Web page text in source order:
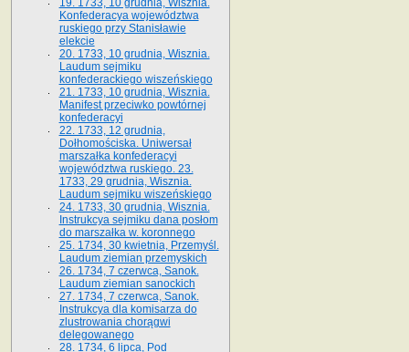
19. 1733, 10 grudnia, Wisznia.
Konfederacya województwa
ruskiego przy Stanisławie
elekcie
20. 1733, 10 grudnia, Wisznia.
Laudum sejmiku
konfederackiego wiszeńskiego
21. 1733, 10 grudnia, Wisznia.
Manifest przeciwko powtórnej
konfederacyi
22. 1733, 12 grudnia,
Dołhomościska. Uniwersał
marszałka konfederacyi
województwa ruskiego. 23.
1733, 29 grudnia, Wisznia.
Laudum sejmiku wiszeńskiego
24. 1733, 30 grudnia, Wisznia.
Instrukcya sejmiku dana posłom
do marszałka w. koronnego
25. 1734, 30 kwietnia, Przemyśl.
Laudum ziemian przemyskich
26. 1734, 7 czerwca, Sanok.
Laudum ziemian sanockich
27. 1734, 7 czerwca, Sanok.
Instrukcya dla komisarza do
zlustrowania chorągwi
delegowanego
28. 1734, 6 lipca, Pod